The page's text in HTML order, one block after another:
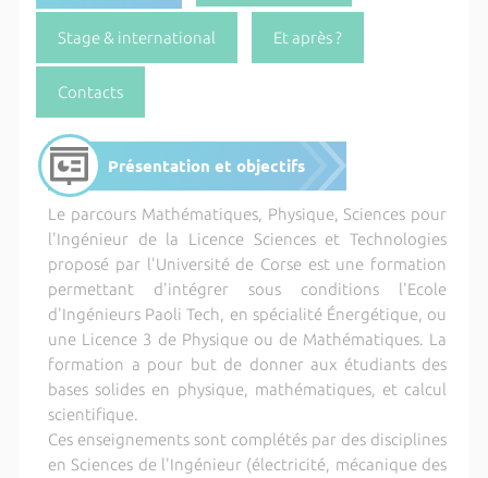
Stage & international Et après ?
Contacts
Présentation et objectifs
Le parcours Mathématiques, Physique, Sciences pour
l'Ingénieur de la Licence Sciences et Technologies
proposé par l'Université de Corse est une formation
permettant d'intégrer sous conditions l'Ecole
d'Ingénieurs Paoli Tech, en spécialité Énergétique, ou
une Licence 3 de Physique ou de Mathématiques. La
formation a pour but de donner aux étudiants des
bases solides en physique, mathématiques, et calcul
scientifique.
Ces enseignements sont complétés par des disciplines
en Sciences de l'Ingénieur (électricité, mécanique des